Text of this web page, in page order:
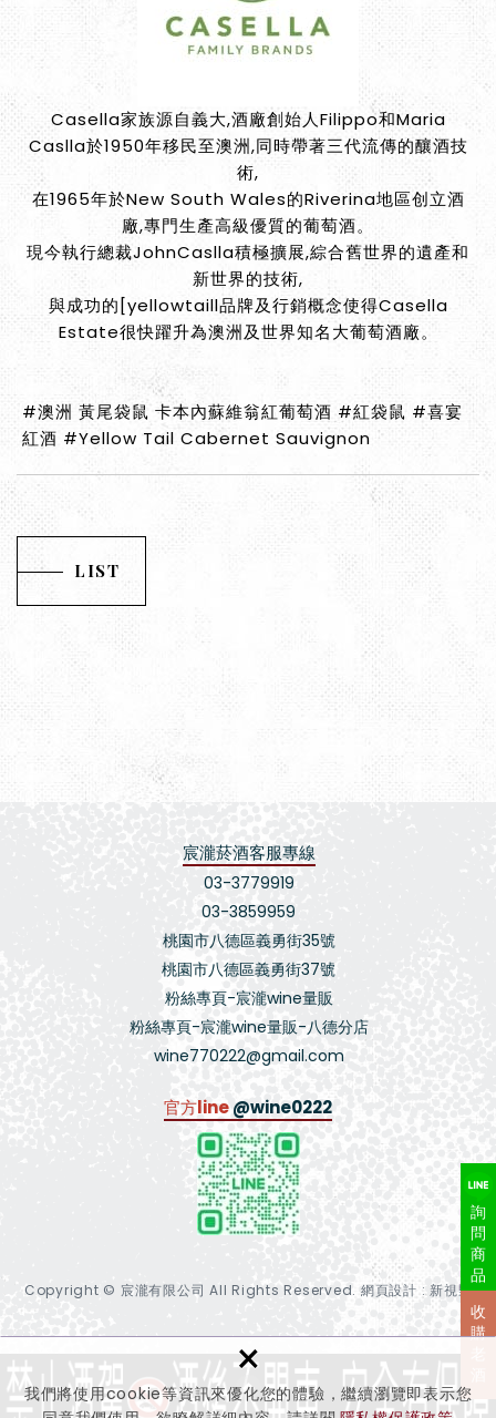
我們將使用cookie等資訊來優化您的體驗，繼續瀏覽即表示您
×
Casella家族源自義大,酒廠創始人Filippo和Maria
Caslla於1950年移民至澳洲,同時帶著三代流傳的釀酒技
術,
在1965年於New South Wales的Riverina地區创立酒
廠,專門生產高級優質的葡萄酒。
現今執行總裁JohnCaslla積極擴展,綜合舊世界的遺產和
新世界的技術,
與成功的[yellowtaill品牌及行銷概念使得Casella
Estate很快躍升為澳洲及世界知名大葡萄酒廠。
#澳洲 黃尾袋鼠 卡本內蘇維翁紅葡萄酒 #紅袋鼠 #喜宴
紅酒 #Yellow Tail Cabernet Sauvignon
LIST
宸瀧菸酒客服專線
03-3779919
03-3859959
桃園市八德區義勇街35號
桃園市八德區義勇街37號
粉絲專頁-宸瀧wine量販
粉絲專頁-宸瀧wine量販-八德分店
wine770222@gmail.com
官方line@wine0222
Copyright © 宸瀧有限公司 All Rights Reserved. 網頁設計 : 新視野
詢
問
商
品
收
購